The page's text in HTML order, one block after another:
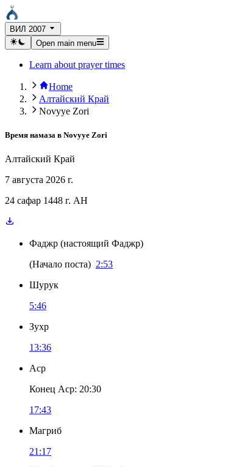
ВИЛ 2007
Open main menu
Learn about prayer times
Home
Алтайский Край
Novyye Zori
Время намаза в Novyye Zori
Алтайский Край
7 августа 2026 г.
24 сафар 1448 г. AH
Фаджр (настоящий Фаджр)
(Начало поста) 2:53
Шурук
5:46
Зухр
13:36
Аср
Конец Аср: 20:30
17:43
Магриб
21:17